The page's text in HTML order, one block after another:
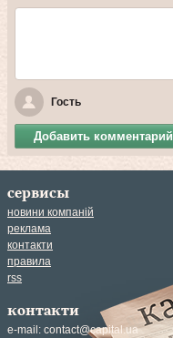
Гость
Добавить комментарий
сервисы
новини компаній
реклама
контакти
правила
rss
контакти
e-mail: contact@capital.ua